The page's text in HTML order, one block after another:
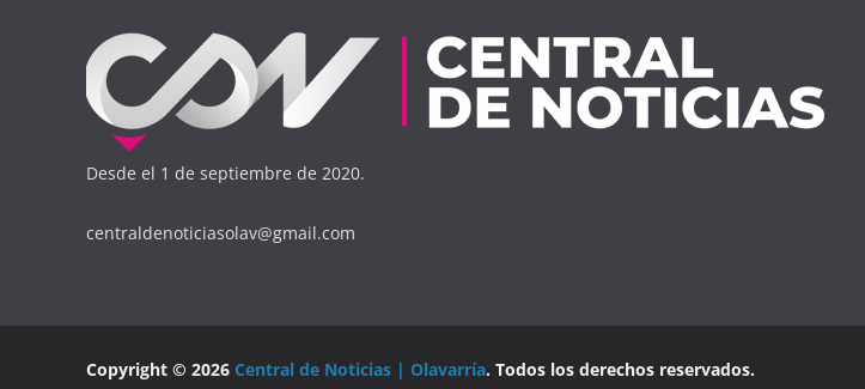
Desde el 1 de septiembre de 2020.
centraldenoticiasolav@gmail.com
Copyright © 2026 Central de Noticias | Olavarría. Todos los derechos reservados.